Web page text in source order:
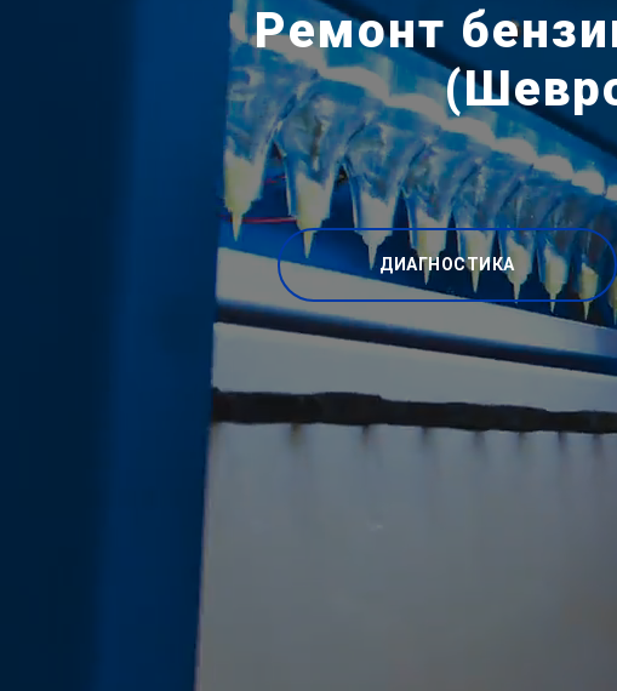
Ремонт
ДИАГНОСТИКА